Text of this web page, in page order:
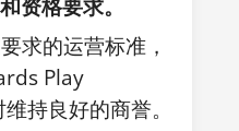
资格要求。
求的运营标准，
Play
持良好的商誉。